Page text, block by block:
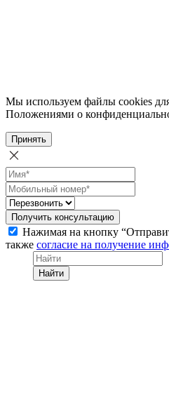
Мы используем файлы cookies
Положениями о
Принять
Получить консультацию
Нажимая на кнопку
также согласие на получение
Найти